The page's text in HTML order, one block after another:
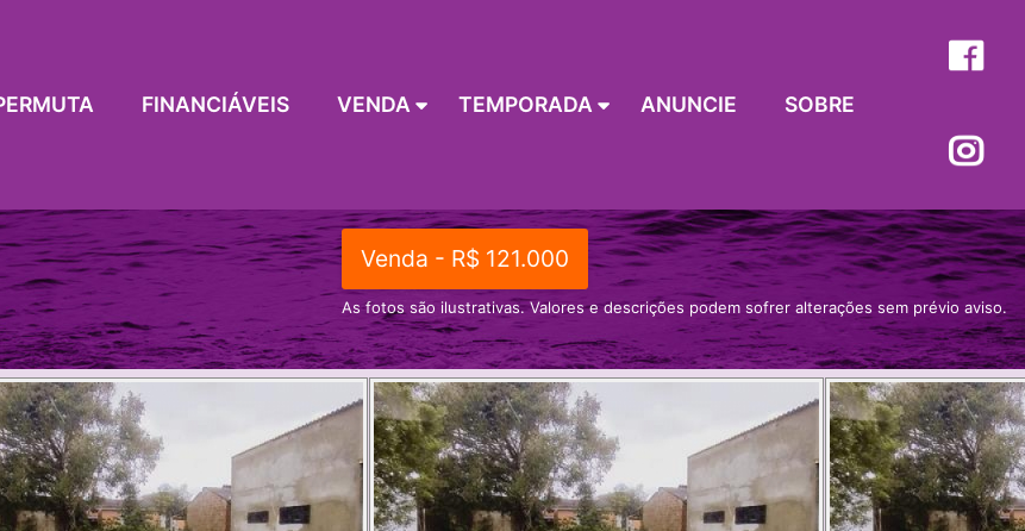
FINANCIÁVEIS VENDA TEMPORADA ANUNCIE SOBRE
Venda - R$ 121.000
As fotos são ilustrativas. Valores e descrições podem sofrer alterações sem prévio aviso.